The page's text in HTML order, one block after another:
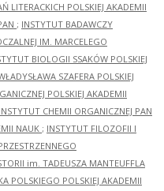
LITERACKICH POLSKIEJ AKADEMII
; INSTYTUT BADAWCZY
IM. MARCELEGO
BIOLOGII SSAKÓW POLSKIEJ
SZAFERA POLSKIEJ
POLSKIEJ AKADEMII
INSTYTUT CHEMII ORGANICZNEJ PAN
NAUK ; INSTYTUT FILOZOFII I
im. TADEUSZA MANTEUFFLA
POLSKIEGO POLSKIEJ AKADEMII